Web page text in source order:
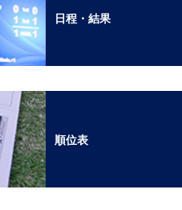
日程・結果
順位表